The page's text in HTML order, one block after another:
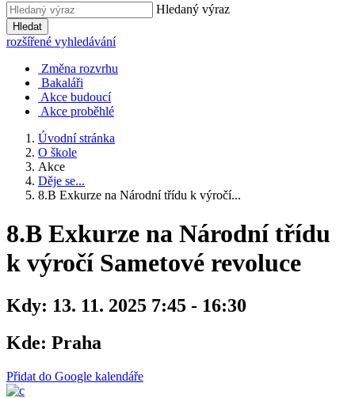
Hledaný výraz
Hledat
rozšířené vyhledávání
Změna rozvrhu
Bakaláři
Akce budoucí
Akce proběhlé
Úvodní stránka
O škole
Akce
Děje se...
8.B Exkurze na Národní třídu k výročí...
8.B Exkurze na Národní třídu
k výročí Sametové revoluce
Kdy: 13. 11. 2025 7:45 - 16:30
Kde: Praha
Přidat do Google kalendáře